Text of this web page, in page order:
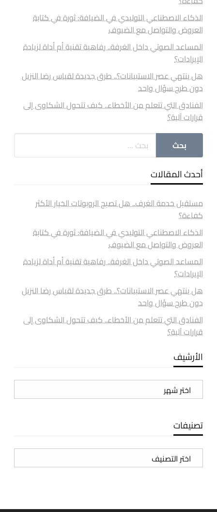
الذكاء الاصطناعي التوليدي في الضيافة: ثورة في كتابة
العروض والتواصل مع الضيوف
المساعد الصوتي داخل الغرفة.. رفاهية تقنية أم أداة لزيادة
الإيرادات؟
هل ينتهي عصر الاستبيانات؟.. طرق جديدة لقياس رضا النزيل
دون طرح سؤال واحد
الفنادق التي تتعلم من الأخطاء.. كيف تتحول الشكاوى إلى
قرارات آلية؟
أحدث المقالات
مستقبل خدمة الغرف.. هل تصبح الروبوتات الخيار الأكثر
كفاءة؟
الذكاء الاصطناعي التوليدي في الضيافة: ثورة في كتابة
العروض والتواصل مع الضيوف
المساعد الصوتي داخل الغرفة.. رفاهية تقنية أم أداة لزيادة
الإيرادات؟
هل ينتهي عصر الاستبيانات؟.. طرق جديدة لقياس رضا النزيل
دون طرح سؤال واحد
الفنادق التي تتعلم من الأخطاء.. كيف تتحول الشكاوى إلى
قرارات آلية؟
الأرشيف
الأرشيف
تصنيفات
تصنيفات